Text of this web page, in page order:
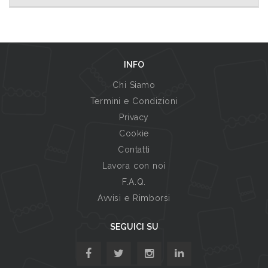
INFO
Chi Siamo
Termini e Condizioni
Privacy
Cookie
Contatti
Lavora con noi
F.A.Q.
Avvisi e Rimborsi
SEGUICI SU